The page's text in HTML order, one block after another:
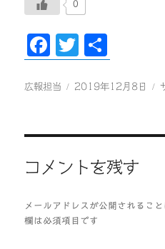
0
F
eb
k
T
tt
投
広報担当
投
2019年12月8日
コメントを残す
メールアドレスが公開されること
欄は必須項目です